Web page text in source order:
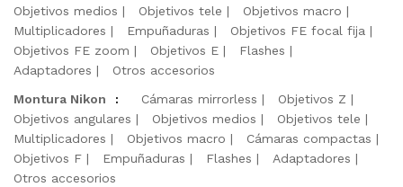
Objetivos medios
Objetivos tele
Objetivos macro
Multiplicadores
Empuñaduras
Objetivos FE focal fija
Objetivos FE zoom
Objetivos E
Flashes
Adaptadores
Otros accesorios
Montura Nikon
: Cámaras mirrorless
Objetivos Z
Objetivos angulares
Objetivos medios
Objetivos tele
Multiplicadores
Objetivos macro
Cámaras compactas
Objetivos F
Empuñaduras Flashes
Adaptadores
Otros accesorios